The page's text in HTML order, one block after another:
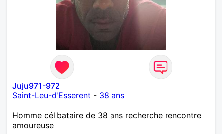
Juju971-972
Saint-Leu-d'Esserent - 38 ans
Homme célibataire de 38 ans recherche rencontre
amoureuse